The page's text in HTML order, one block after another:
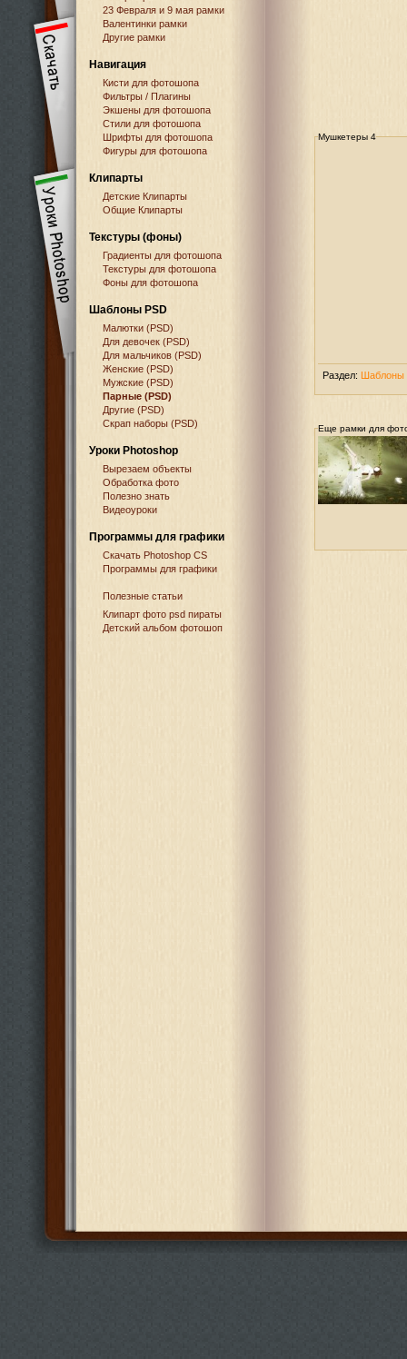
23 Февраля и 9 мая рамки
Валентинки рамки
Другие рамки
Навигация
Кисти для фотошопа
Фильтры / Плагины
Экшены для фотошопа
Стили для фотошопа
Шрифты для фотошопа
Фигуры для фотошопа
Клипарты
Детские Клипарты
Общие Клипарты
Текстуры (фоны)
Градиенты для фотошопа
Текстуры для фотошопа
Фоны для фотошопа
Шаблоны PSD
Малютки (PSD)
Для девочек (PSD)
Для мальчиков (PSD)
Женские (PSD)
Мужские (PSD)
Парные (PSD)
Другие (PSD)
Скрап наборы (PSD)
Уроки Photoshop
Вырезаем объекты
Обработка фото
Полезно знать
Видеоуроки
Программы для графики
Cкачать Photoshop CS
Программы для графики
Полезные статьи
Клипарт фото psd пираты
Детский альбом фотошоп
Мушкетеры 4
Раздел: Шаблоны
Еще рамки для